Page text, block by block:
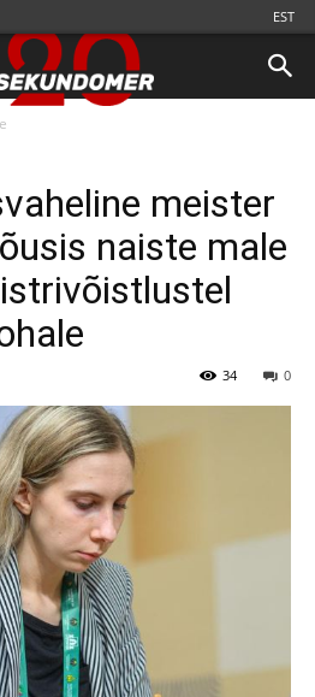
EST
meister
naiste male
0
34